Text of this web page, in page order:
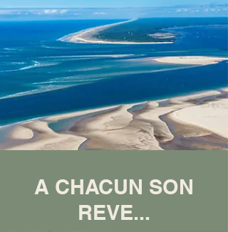
A CHACUN SON
REVE...